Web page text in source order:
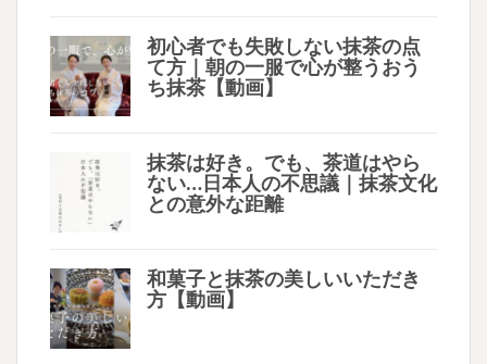
初心者でも失敗しない抹茶の点
て方｜朝の一服で心が整うおう
ち抹茶【動画】
抹茶は好き。でも、茶道はやら
ない…日本人の不思議｜抹茶文化
との意外な距離
和菓子と抹茶の美しいいただき
方【動画】